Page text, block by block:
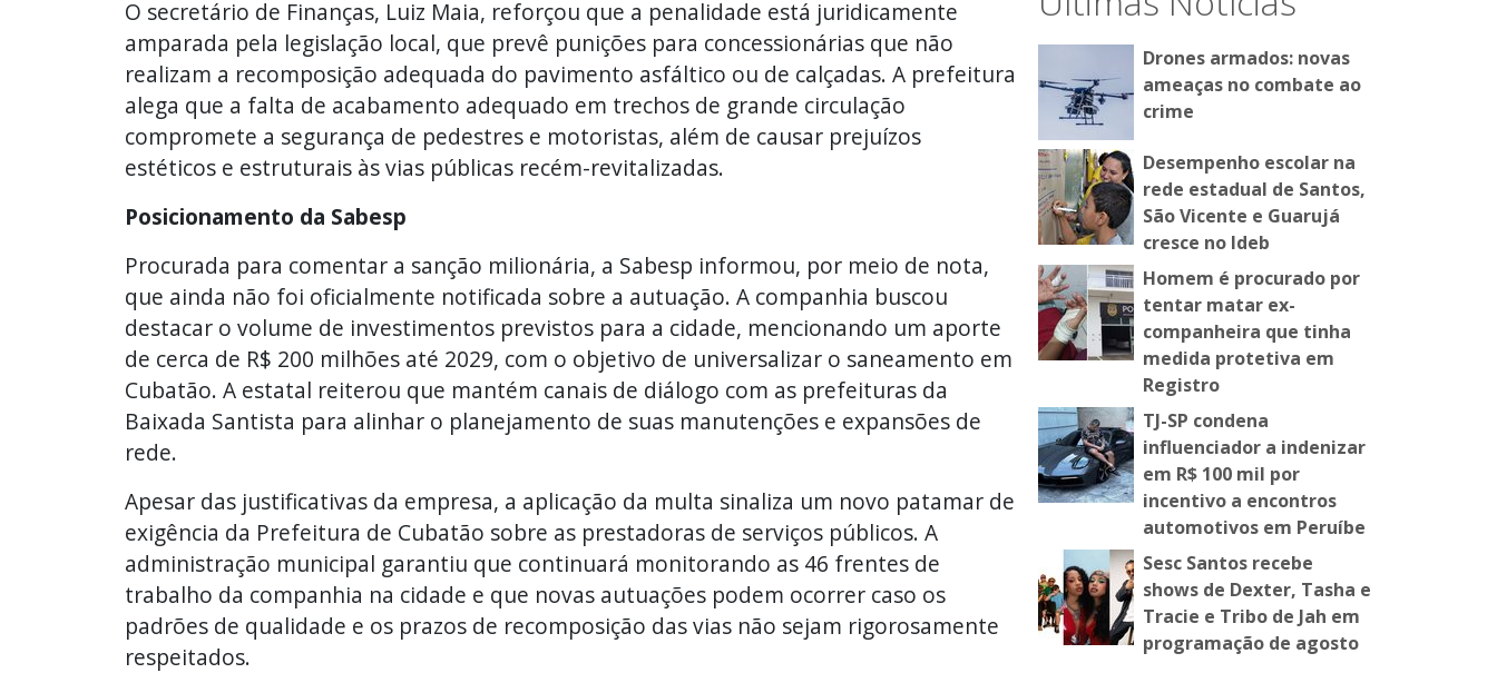
O secretário de Finanças, Luiz Maia, reforçou que a penalidade está juridicamente
amparada pela legislação local, que prevê punições para concessionárias que não
realizam a recomposição adequada do pavimento asfáltico ou de calçadas. A prefeitura
alega que a falta de acabamento adequado em trechos de grande circulação
compromete a segurança de pedestres e motoristas, além de causar prejuízos
estéticos e estruturais às vias públicas recém-revitalizadas.
Posicionamento da Sabesp
Procurada para comentar a sanção milionária, a Sabesp informou, por meio de nota,
que ainda não foi oficialmente notificada sobre a autuação. A companhia buscou
destacar o volume de investimentos previstos para a cidade, mencionando um aporte
de cerca de R$ 200 milhões até 2029, com o objetivo de universalizar o saneamento em
Cubatão. A estatal reiterou que mantém canais de diálogo com as prefeituras da
Baixada Santista para alinhar o planejamento de suas manutenções e expansões de
rede.
Apesar das justificativas da empresa, a aplicação da multa sinaliza um novo patamar de
exigência da Prefeitura de Cubatão sobre as prestadoras de serviços públicos. A
administração municipal garantiu que continuará monitorando as 46 frentes de
trabalho da companhia na cidade e que novas autuações podem ocorrer caso os
padrões de qualidade e os prazos de recomposição das vias não sejam rigorosamente
respeitados.
Drones armados: novas
ameaças no combate ao
crime
Desempenho escolar na
rede estadual de Santos,
São Vicente e Guarujá
cresce no Ideb
Homem é procurado por
tentar matar ex-
companheira que tinha
medida protetiva em
Registro
TJ-SP condena
influenciador a indenizar
em R$ 100 mil por
incentivo a encontros
automotivos em Peruíbe
Sesc Santos recebe
shows de Dexter, Tasha e
Tracie e Tribo de Jah em
programação de agosto